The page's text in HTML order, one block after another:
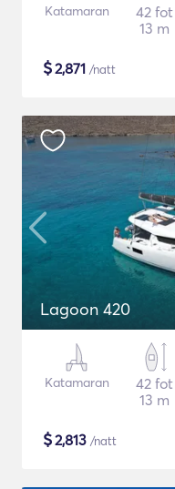
Katamaran
42 fot
13 m
$2,871 /natt
Lagoon 420
Katamaran
42 fot
13 m
$2,813 /natt